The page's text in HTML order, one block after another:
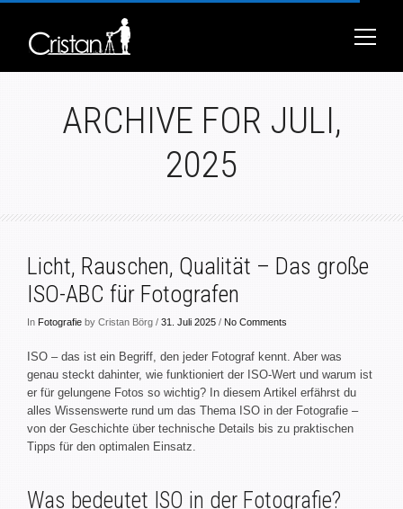
ARCHIVE FOR JULI,
2025
Licht, Rauschen, Qualität – Das große
ISO-ABC für Fotografen
In Fotografie by Cristan Börg / 31. Juli 2025 / No Comments
ISO – das ist ein Begriff, den jeder Fotograf kennt. Aber was
genau steckt dahinter, wie funktioniert der ISO-Wert und warum ist
er für gelungene Fotos so wichtig? In diesem Artikel erfährst du
alles Wissenswerte rund um das Thema ISO in der Fotografie –
von der Geschichte über technische Details bis zu praktischen
Tipps für den optimalen Einsatz.
Was bedeutet ISO in der Fotografie?